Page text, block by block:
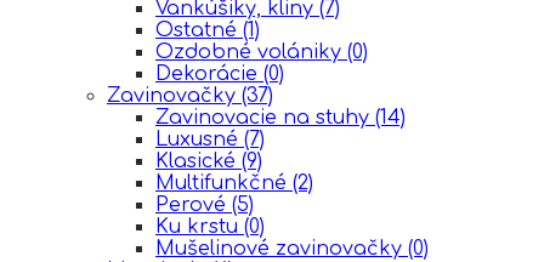
Vankúšiky, kliny (7)
Ostatné (1)
Ozdobné volániky (0)
Dekorácie (0)
Zavinovačky (37)
Zavinovacie na stuhy (14)
Luxusné (7)
Klasické (9)
Multifunkčné (2)
Perové (5)
Ku krstu (0)
Mušelinové zavinovačky (0)